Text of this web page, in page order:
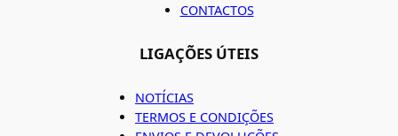
CONTACTOS
LIGAÇÕES ÚTEIS
NOTÍCIAS
TERMOS E CONDIÇÕES